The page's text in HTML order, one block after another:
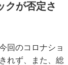
クが否定さ
回のコロナショ
れず、また、総